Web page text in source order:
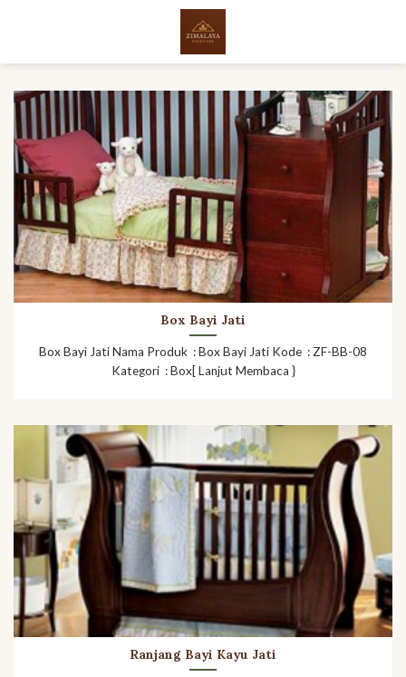
Box Bayi Jati
Box Bayi Jati Nama Produk : Box Bayi Jati Kode : ZF-BB-08
Kategori : Box[ Lanjut Membaca }
Ranjang Bayi Kayu Jati